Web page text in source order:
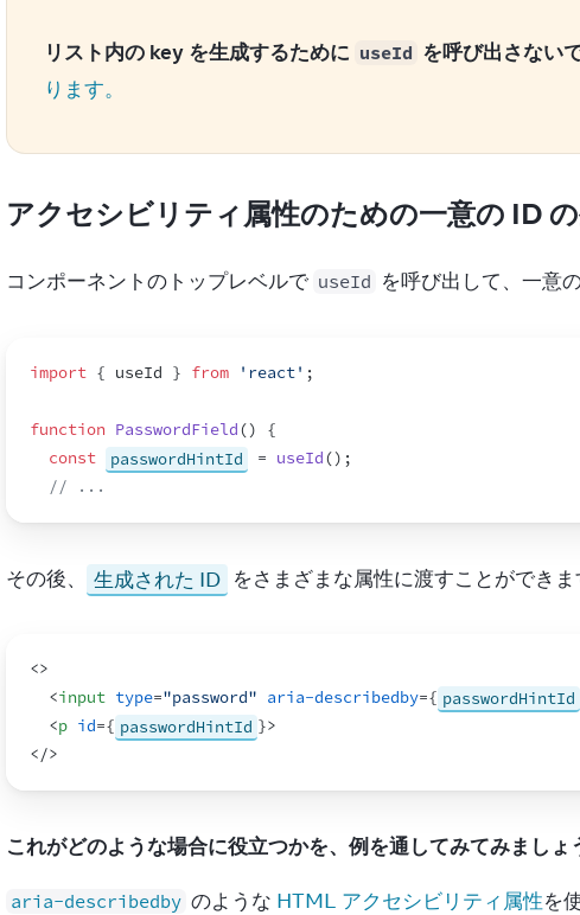
リスト内の key を生成するために useId を呼び出さない
ります。
アクセシビリティ属性のための一意の ID
コンポーネントのトップレベルで useId を呼び出して、一意
import { useId } from 'react' ;
function PasswordField()
{
const
passwordHintId = useId() ;
// ...
その後、 生成された ID をさまざまな属性に渡すことができま
<>
<input type="password" aria-describedby={ passwordHintId
<p id={ passwordHintId }>
</>
これがどのような場合に役立つかを、例を通してみてみましょ
aria-describedby のような HTML アクセシビリティ属性を